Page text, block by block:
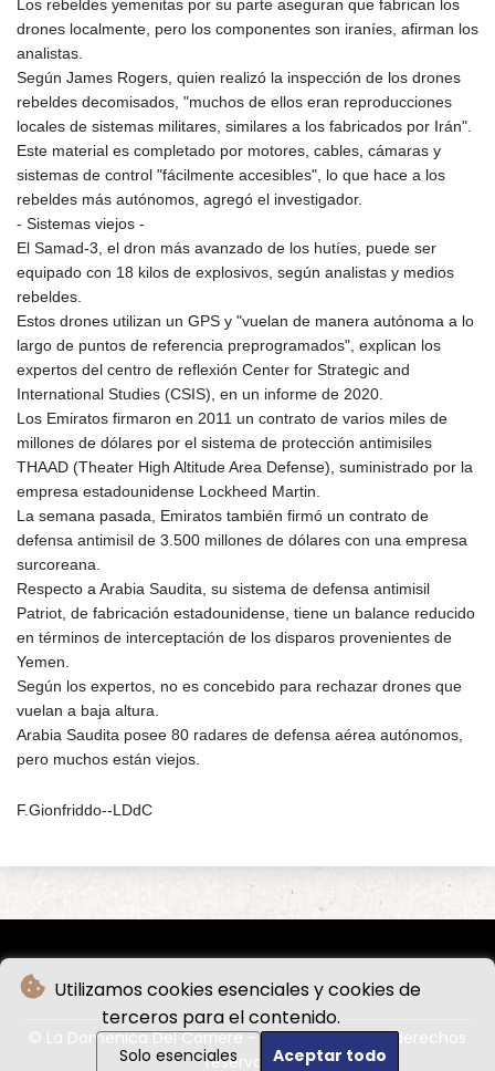
Utilizamos cookies esenciales y cookies de
terceros para el contenido.
Solo esenciales Aceptar todo
Los rebeldes yemenitas por su parte aseguran que fabrican los
drones localmente, pero los componentes son iraníes, afirman los
analistas.
Según James Rogers, quien realizó la inspección de los drones
rebeldes decomisados, "muchos de ellos eran reproducciones
locales de sistemas militares, similares a los fabricados por Irán".
Este material es completado por motores, cables, cámaras y
sistemas de control "fácilmente accesibles", lo que hace a los
rebeldes más autónomos, agregó el investigador.
- Sistemas viejos -
El Samad-3, el dron más avanzado de los hutíes, puede ser
equipado con 18 kilos de explosivos, según analistas y medios
rebeldes.
Estos drones utilizan un GPS y "vuelan de manera autónoma a lo
largo de puntos de referencia preprogramados", explican los
expertos del centro de reflexión Center for Strategic and
International Studies (CSIS), en un informe de 2020.
Los Emiratos firmaron en 2011 un contrato de varios miles de
millones de dólares por el sistema de protección antimisiles
THAAD (Theater High Altitude Area Defense), suministrado por la
empresa estadounidense Lockheed Martin.
La semana pasada, Emiratos también firmó un contrato de
defensa antimisil de 3.500 millones de dólares con una empresa
surcoreana.
Respecto a Arabia Saudita, su sistema de defensa antimisil
Patriot, de fabricación estadounidense, tiene un balance reducido
en términos de interceptación de los disparos provenientes de
Yemen.
Según los expertos, no es concebido para rechazar drones que
vuelan a baja altura.
Arabia Saudita posee 80 radares de defensa aérea autónomos,
pero muchos están viejos.
F.Gionfriddo--LDdC
© La Domenica Del Corriere - 2026 - Todos los derechos
reservados